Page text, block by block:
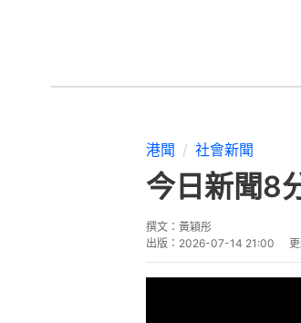
港聞 社會新聞
今日新聞8
撰文： 黃穎彤
出版： 2026-07-14 21:00 更